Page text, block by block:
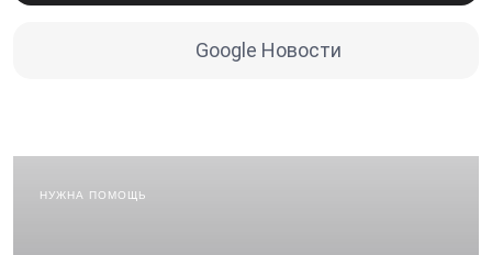
Google Новости
НУЖНА ПОМОЩЬ